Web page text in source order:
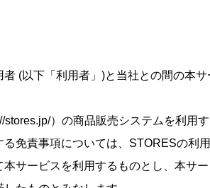
(以下「利用者」)と当社との間の本
stores.jp/）の商品販売システムを利用
免責事項については、STORESの利用
サービスを利用するものとし、本サ